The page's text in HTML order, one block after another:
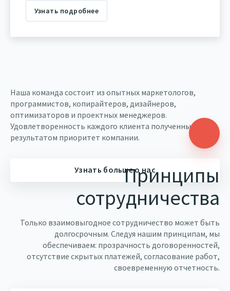
Узнать подробнее
Наша команда состоит из опытных маркетологов,
программистов, копирайтеров, дизайнеров,
оптимизаторов и проектных менеджеров.
Удовлетворенность каждого клиента полученным
результатом приоритет компании.
Узнать больше о насПринципы
сотрудничества
Только взаимовыгодное сотрудничество может быть
долгосрочным. Следуя нашим принципам, мы
обеспечиваем: прозрачность договоренностей,
отсутствие скрытых платежей, согласование работ,
своевременную отчетность.